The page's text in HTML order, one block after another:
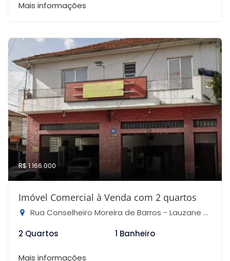
Mais informações
R$ 1.166.000
Imóvel Comercial à Venda com 2 quartos
Rua Conselheiro Moreira de Barros - Lauzane Paulista, São Paulo-SP
2 Quartos
1 Banheiro
Mais informações